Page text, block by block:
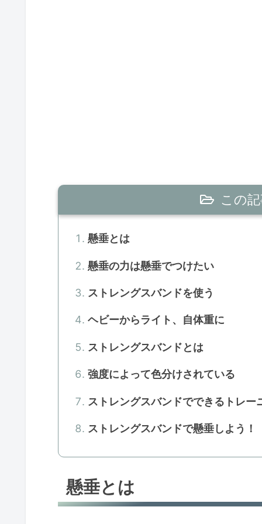
この
懸垂とは
懸垂の力は懸垂でつけたい
ストレングスバンドを使う
ヘビーからライト、自体重に
ストレングスバンドとは
強度によって色分けされている
ストレングスバンドでできるトレー
ストレングスバンドで懸垂しよう！
懸垂とは